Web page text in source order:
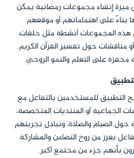
ميزة إنشاء مجموعات رمضانية يمكن
بناءً على اهتماماتهم أو موقعهم
هذه المجموعات أنشطة مثل حلقات
أو مناقشات حول تفسير القرآن الكريم.
على التعلم والنمو الروحي.
التطبيق للمستخدمين بالتفاعل مع
الجماعية أو المنتديات المتخصصة،
الصيام والصلاة، وتبادل تجربتهم
يعزز من روح التضامن والمشاركة
بأنهم جزء من مجتمع أكبر.